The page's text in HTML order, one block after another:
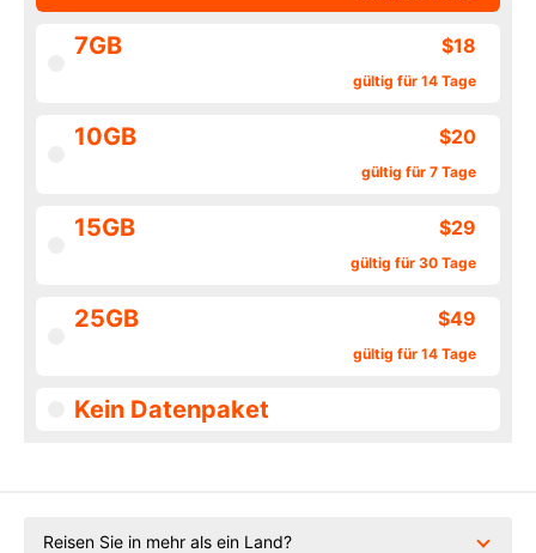
$18
7GB
gültig für 14 Tage
$20
10GB
gültig für 7 Tage
$29
15GB
gültig für 30 Tage
$49
25GB
gültig für 14 Tage
Kein Datenpaket
Reisen Sie in mehr als ein Land?